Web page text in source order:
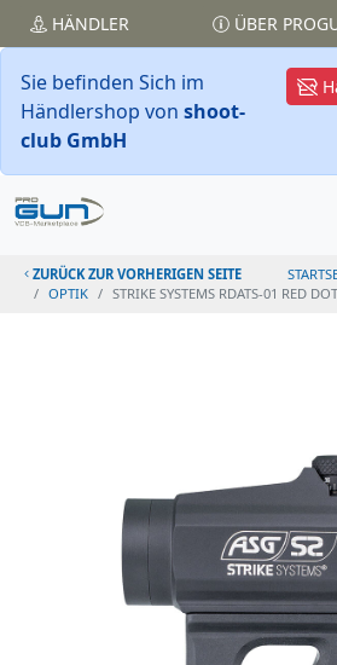
HÄNDLER ÜBER
Sie befinden Sich im
Händlershop von shoot-
club GmbH
ZURÜCK ZUR VORHERIGEN SEITE
OPTIK
STRIKE SYSTEMS RDATS-01 RED